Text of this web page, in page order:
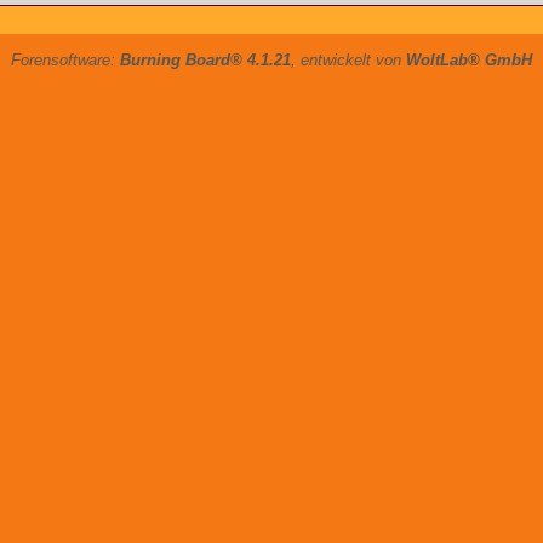
Forensoftware: Burning Board® 4.1.21, entwickelt von WoltLab® GmbH